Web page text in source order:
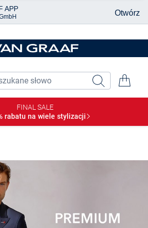
FINAL SALE
rabatu na wiele stylizacji
APP Otwórz